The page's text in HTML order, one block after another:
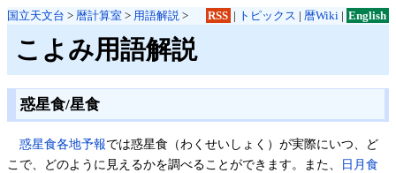
国立天文台 > 暦計算室 > 用語解説 > RSS | トピックス | 暦Wiki| English
こよみ用語解説
惑星食/星食
惑星食各地予報では惑星食（わくせいしょく）が実際にいつ、ど
こで、どのように見えるかを調べることができます。また、
日月食